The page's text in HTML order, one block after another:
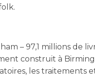
– 97,1 millions de
construit à
les traitements